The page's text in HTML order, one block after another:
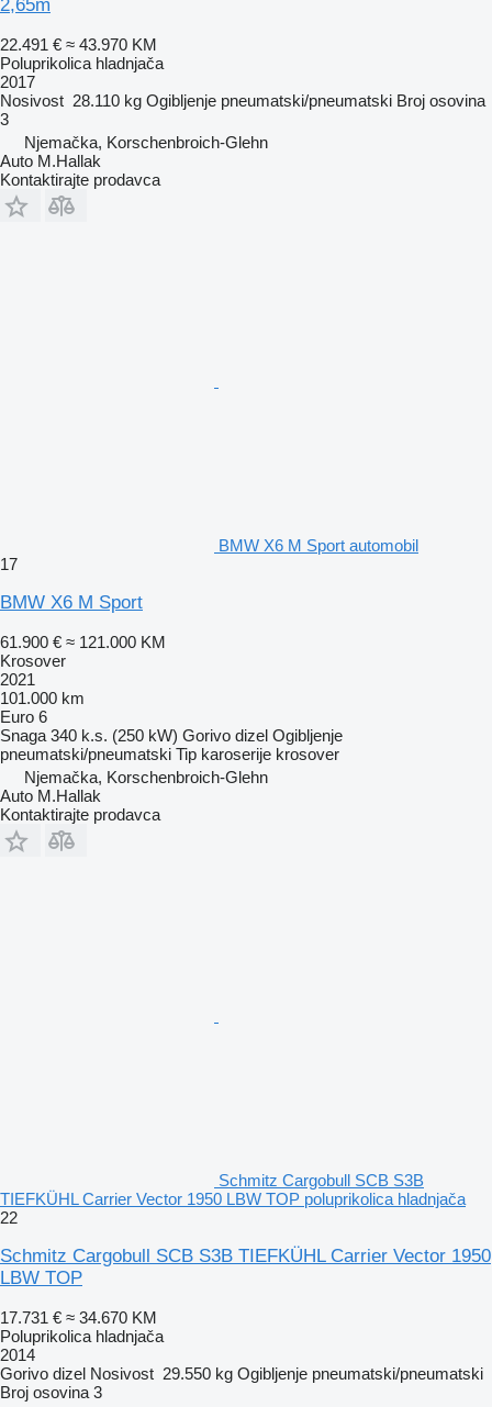
2,65m
22.491 € ≈ 43.970 KM
Poluprikolica hladnjača
2017
Nosivost 28.110 kg Ogibljenje pneumatski/pneumatski Broj osovina
3
Njemačka, Korschenbroich-Glehn
Auto M.Hallak
Kontaktirajte prodavca
BMW X6 M Sport automobil
17
BMW X6 M Sport
61.900 € ≈ 121.000 KM
Krosover
2021
101.000 km
Euro 6
Snaga 340 k.s. (250 kW) Gorivo dizel Ogibljenje
pneumatski/pneumatski Tip karoserije krosover
Njemačka, Korschenbroich-Glehn
Auto M.Hallak
Kontaktirajte prodavca
Schmitz Cargobull SCB S3B
TIEFKÜHL Carrier Vector 1950 LBW TOP poluprikolica hladnjača
22
Schmitz Cargobull SCB S3B TIEFKÜHL Carrier Vector 1950
LBW TOP
17.731 € ≈ 34.670 KM
Poluprikolica hladnjača
2014
Gorivo dizel Nosivost 29.550 kg Ogibljenje pneumatski/pneumatski
Broj osovina 3